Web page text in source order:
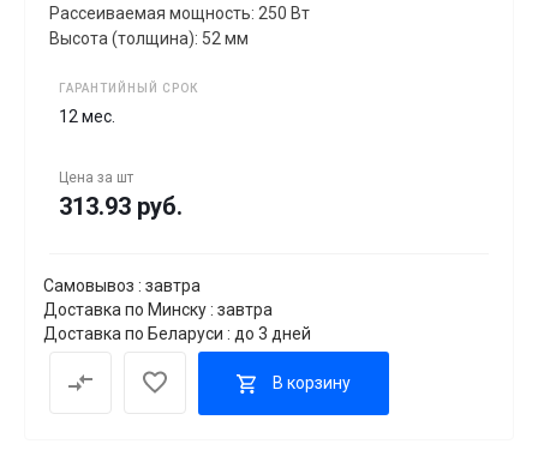
Рассеиваемая мощность: 250 Вт
Высота (толщина): 52 мм
ГАРАНТИЙНЫЙ СРОК
12 мес.
Цена за шт
313.93 руб.
Самовывоз : завтра
Доставка по Минску : завтра
Доставка по Беларуси : до 3 дней
В корзину